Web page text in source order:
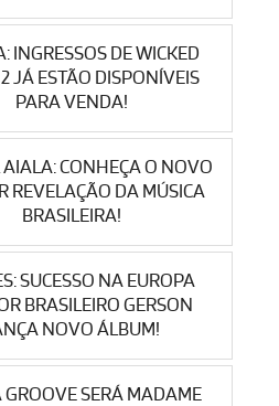
INGRESSOS DE WICKED
JÁ ESTÃO DISPONÍVEIS
PARA VENDA!
AIALA: CONHEÇA O NOVO
REVELAÇÃO DA MÚSICA
BRASILEIRA!
SUCESSO NA EUROPA
BRASILEIRO GERSON
NOVO ÁLBUM!
GROOVE SERÁ MADAME